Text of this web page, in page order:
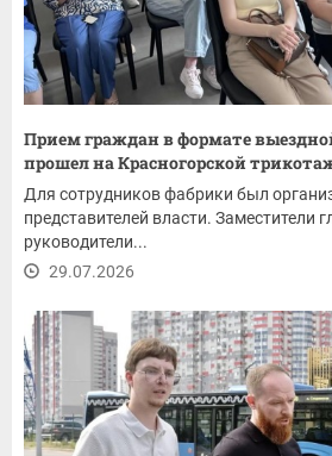
Прием граждан в формате
прошел на Красногорской
Для сотрудников фабрики был
представителей власти. Заместители
руководители...
29.07.2026